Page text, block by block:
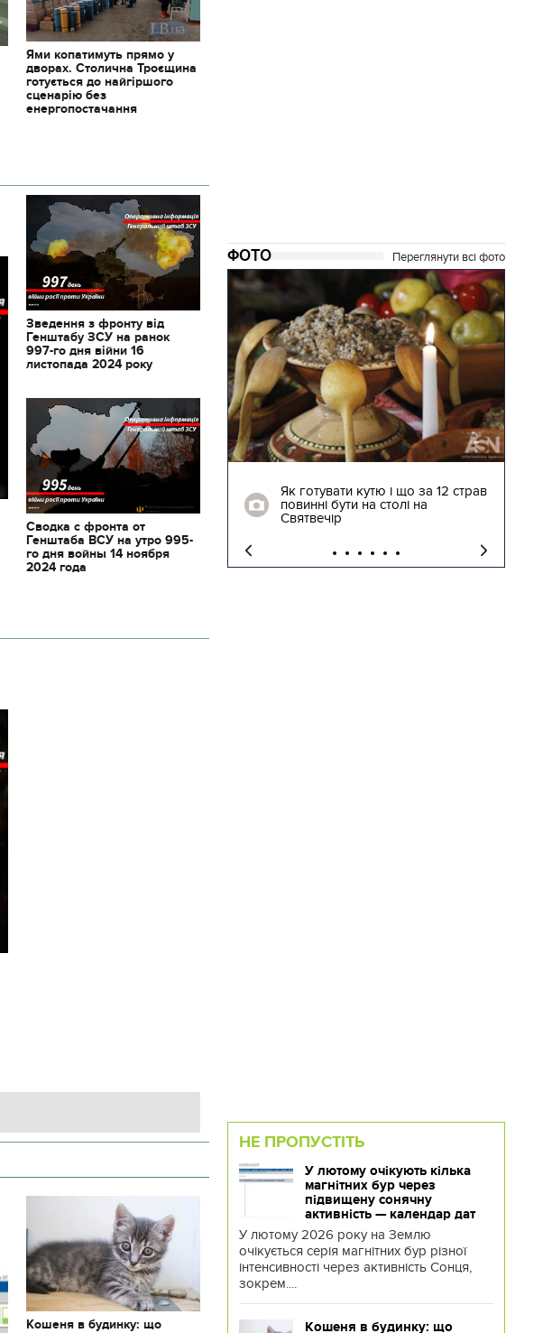
Ями копатимуть прямо у
дворах. Столична Троєщина
готується до найгіршого
сценарію без
енергопостачання
Зведення з фронту від
Генштабу ЗСУ на ранок
997-го дня війни 16
листопада 2024 року
Сводка с фронта от
Генштаба ВСУ на утро 995-
го дня войны 14 ноября
2024 года
Кошеня в будинку: що
ФОТО Переглянути всі фото
11.10.2017 | 16:22
Часи Русі: як виглядають
декорації до фільму "Сторожова
застава"
Як готувати кутю і що за 12 страв
повинні бути на столі на
Святвечір
НЕ ПРОПУСТІТЬ
У лютому очікують кілька
магнітних бур через
підвищену сонячну
активність — календар дат
У лютому 2026 року на Землю
очікується серія магнітних бур різної
інтенсивності через активність Сонця,
зокрем....
Кошеня в будинку: що